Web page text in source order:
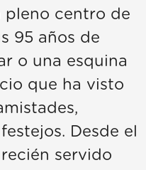
pleno centro de
95 años de
o una esquina
que ha visto
Desde el
servido